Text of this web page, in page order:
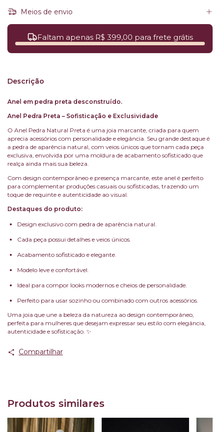
Meios de envio
Faltam apenas R$ 399,00 para frete grátis
Descrição
Anel em pedra preta desconstruído.
Anel Pedra Preta – Sofisticação e Exclusividade
O Anel Pedra Natural Preta é uma joia marcante, criada para quem
aprecia acessórios com personalidade e elegância. Seu grande destaque é
a pedra de aparência natural, com veios únicos que tornam cada peça
exclusiva, envolvida por uma moldura de acabamento sofisticado que
realça ainda mais sua beleza.
Com design contemporâneo e presença marcante, este anel é perfeito
para complementar produções casuais ou sofisticadas, trazendo um
toque de requinte e autenticidade ao visual.
Destaques do produto:
Design exclusivo com pedra de aparência natural.
Cada peça possui detalhes e veios únicos.
Acabamento sofisticado e elegante.
Modelo leve e confortável.
Ideal para compor looks modernos e cheios de personalidade.
Perfeito para usar sozinho ou combinado com outros acessórios.
Uma joia que une a beleza da natureza ao design contemporâneo,
perfeita para mulheres que desejam expressar seu estilo com elegância,
autenticidade e sofisticação. ✨
Compartilhar
Produtos similares